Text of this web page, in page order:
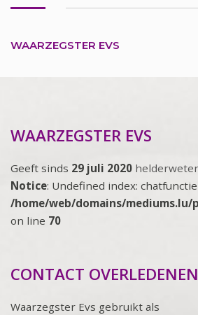
WAARZEGSTER EVS
WAARZEGSTER EVS
Geeft sinds 29 juli 2020
Notice: Undefined index:
/home/web/domains/
on line 70
CONTACT OVERLEDENEN
Waarzegster Evs gebruikt als